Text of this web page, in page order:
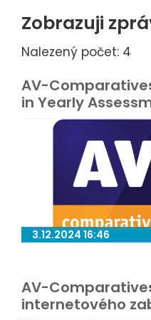
Zobrazuji
Nalezený počet: 4
AV-
in Yearly
3.12.2024 16:46
AV-
internetového